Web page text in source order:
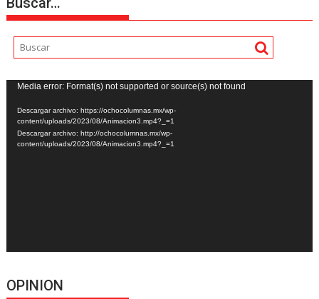
Reproductor
de
vídeo
Media error: Format(s) not supported or source(s) not found
Descargar archivo: https://ochocolumnas.mx/wp-
content/uploads/2023/08/Animacion3.mp4?_=1
Descargar archivo: http://ochocolumnas.mx/wp-
content/uploads/2023/08/Animacion3.mp4?_=1
OPINION